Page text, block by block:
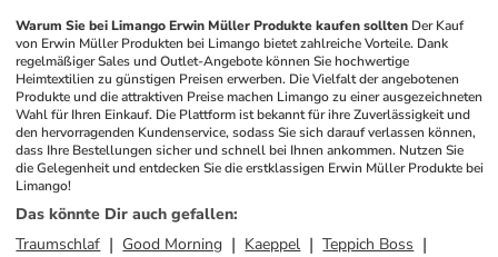
Warum Sie bei Limango Erwin Müller Produkte kaufen sollten Der Kauf
von Erwin Müller Produkten bei Limango bietet zahlreiche Vorteile. Dank
regelmäßiger Sales und Outlet-Angebote können Sie hochwertige
Heimtextilien zu günstigen Preisen erwerben. Die Vielfalt der angebotenen
Produkte und die attraktiven Preise machen Limango zu einer ausgezeichneten
Wahl für Ihren Einkauf. Die Plattform ist bekannt für ihre Zuverlässigkeit und
den hervorragenden Kundenservice, sodass Sie sich darauf verlassen können,
dass Ihre Bestellungen sicher und schnell bei Ihnen ankommen. Nutzen Sie
die Gelegenheit und entdecken Sie die erstklassigen Erwin Müller Produkte bei
Limango!
Das könnte Dir auch gefallen:
Traumschlaf
Good Morning Kaeppel
Teppich Boss